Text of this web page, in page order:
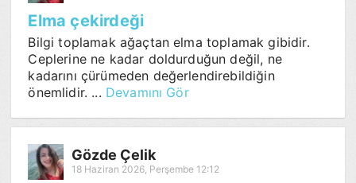
Elma çekirdeği
Bilgi toplamak ağaçtan elma toplamak gibidir.
Ceplerine ne kadar doldurduğun değil, ne
kadarını çürümeden değerlendirebildiğin
önemlidir. ... Devamını Gör
Gözde Çelik
18 Haziran 2026, Perşembe 12:12